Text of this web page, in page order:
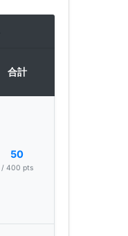
合計
50
/ 400 pts